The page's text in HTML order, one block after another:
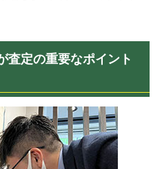
査定の重要なポイント